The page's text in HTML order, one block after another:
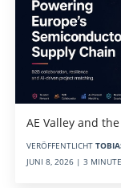
AE Valley and
VERÖFFENTLICHT
JUNI 8, 2026 | 3